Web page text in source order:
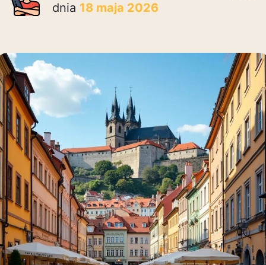
dnia 18 maja 2026